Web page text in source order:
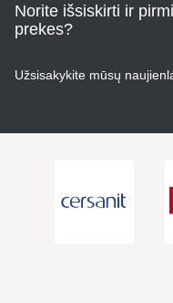
Norite išsiskirti ir
prekes?
Užsisakykite mūsų